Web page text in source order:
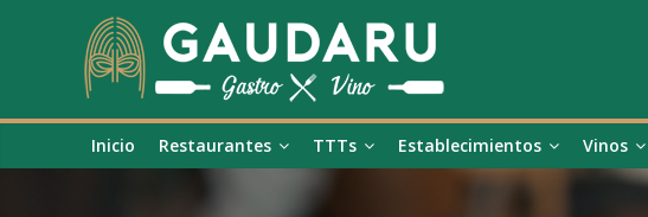
Inicio Restaurantes TTTs Establecimientos Vinos